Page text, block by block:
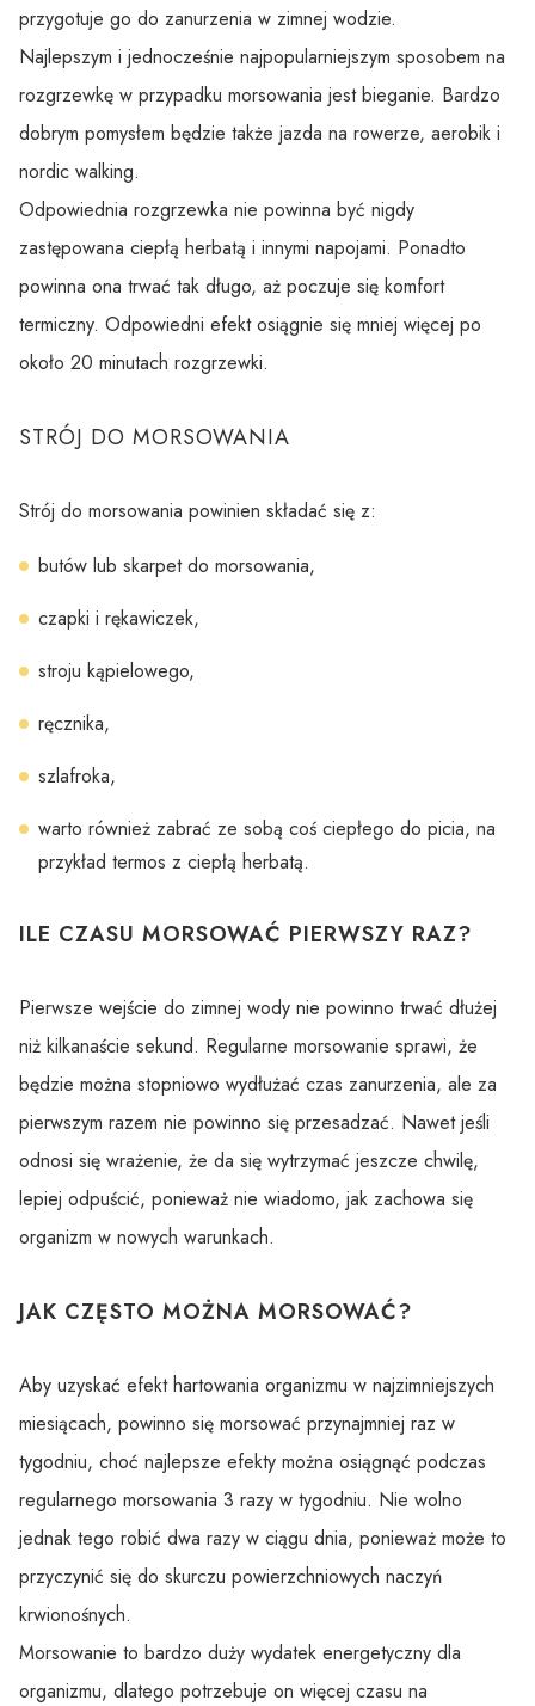
przygotuje go do zanurzenia w zimnej wodzie.
Najlepszym i jednocześnie najpopularniejszym sposobem na
rozgrzewkę w przypadku morsowania jest bieganie. Bardzo
dobrym pomysłem będzie także jazda na rowerze, aerobik i
nordic walking.
Odpowiednia rozgrzewka nie powinna być nigdy
zastępowana ciepłą herbatą i innymi napojami. Ponadto
powinna ona trwać tak długo, aż poczuje się komfort
termiczny. Odpowiedni efekt osiągnie się mniej więcej po
około 20 minutach rozgrzewki.
STRÓJ DO MORSOWANIA
Strój do morsowania powinien składać się z:
butów lub skarpet do morsowania,
czapki i rękawiczek,
stroju kąpielowego,
ręcznika,
szlafroka,
warto również zabrać ze sobą coś ciepłego do picia, na
przykład termos z ciepłą herbatą.
ILE CZASU MORSOWAĆ PIERWSZY RAZ?
Pierwsze wejście do zimnej wody nie powinno trwać dłużej
niż kilkanaście sekund. Regularne morsowanie sprawi, że
będzie można stopniowo wydłużać czas zanurzenia, ale za
pierwszym razem nie powinno się przesadzać. Nawet jeśli
odnosi się wrażenie, że da się wytrzymać jeszcze chwilę,
lepiej odpuścić, ponieważ nie wiadomo, jak zachowa się
organizm w nowych warunkach.
JAK CZĘSTO MOŻNA MORSOWAĆ?
Aby uzyskać efekt hartowania organizmu w najzimniejszych
miesiącach, powinno się morsować przynajmniej raz w
tygodniu, choć najlepsze efekty można osiągnąć podczas
regularnego morsowania 3 razy w tygodniu. Nie wolno
jednak tego robić dwa razy w ciągu dnia, ponieważ może to
przyczynić się do skurczu powierzchniowych naczyń
krwionośnych.
Morsowanie to bardzo duży wydatek energetyczny dla
organizmu, dlatego potrzebuje on więcej czasu na